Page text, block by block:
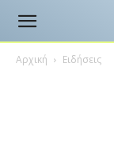
Αρχική Ειδήσεις